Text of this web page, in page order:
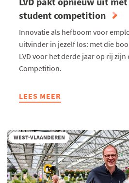
student competition
Innovatie als hefboom voor
uitvinder in jezelf los: met die
LVD voor het derde jaar op rij
Competition.
LEES MEER
ABOUT
OPNIEUW
UIT
MET
SUCCESVOLLE
STUDENT
WEST-VLAANDEREN